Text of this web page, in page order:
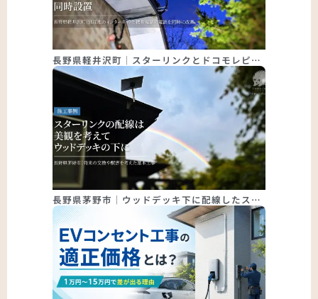
長野県軽井沢町｜スターリンクとドコモレピ…
長野県茅野市｜ウッドデッキ下に配線したス…